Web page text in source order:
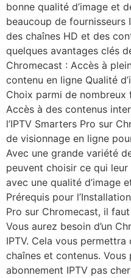
bonne qualité d’image et
beaucoup de fournisseurs
des chaînes HD et des
quelques avantages clés
Chromecast : Accès à
contenu en ligne Qualité
Choix parmi de nombreux
Accès à des contenus
l’IPTV Smarters Pro sur
de visionnage en ligne
Avec une grande variété
peuvent choisir ce qui
avec une qualité d’image
Prérequis pour
Pro sur Chromecast, il
Vous aurez besoin d’un
IPTV. Cela vous permettra
chaînes et contenus.
abonnement IPTV pas